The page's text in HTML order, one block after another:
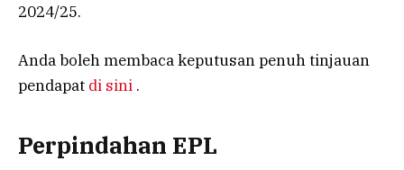
2024/25.
Anda boleh membaca keputusan penuh tinjauan
pendapat di sini .
Perpindahan EPL